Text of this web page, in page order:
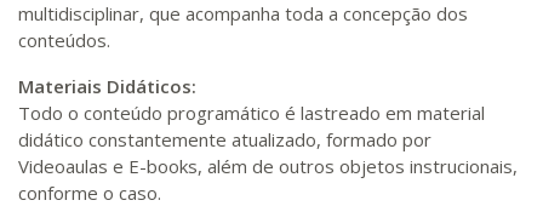
multidisciplinar, que acompanha toda a concepção dos
conteúdos.
Materiais Didáticos:
Todo o conteúdo programático é lastreado em material
didático constantemente atualizado, formado por
Videoaulas e E-books, além de outros objetos instrucionais,
conforme o caso.